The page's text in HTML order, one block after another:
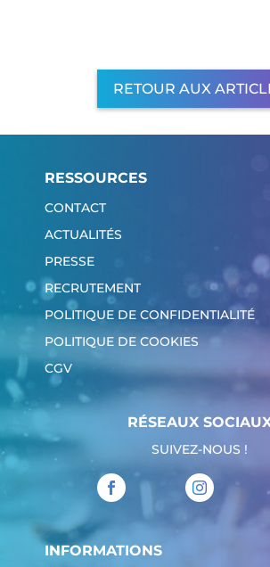
RETOUR AUX
RESSOURCES
CONTACT
ACTUALITÉS
PRESSE
RECRUTEMENT
POLITIQUE DE CONFIDENTIALITÉ
POLITIQUE DE COOKIES
CGV
RÉSEAUX
SUIVEZ-NOUS !
INFORMATIONS